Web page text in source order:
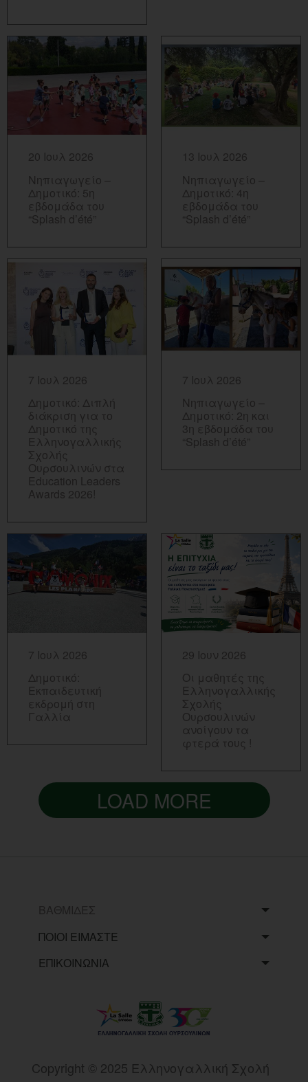
20 Ιουλ 2026
Νηπιαγωγείο –
Δημοτικό: 5η
εβδομάδα του
“Splash d’été”
13 Ιουλ 2026
Νηπιαγωγείο –
Δημοτικό: 4η
εβδομάδα του
“Splash d’été”
7 Ιουλ 2026
Δημοτικό: Διπλή
διάκριση για το
Δημοτικό της
Ελληνογαλλικής
Σχολής
Ουρσουλινών στα
Education Leaders
Awards 2026!
7 Ιουλ 2026
Νηπιαγωγείο –
Δημοτικό: 2η και
3η εβδομάδα του
“Splash d’été”
7 Ιουλ 2026
Δημοτικό:
Εκπαιδευτική
εκδρομή στη
Γαλλία
29 Ιουν 2026
Οι μαθητές της
Ελληνογαλλικής
Σχολής
Ουρσουλινών
ανοίγουν τα
φτερά τους !
LOAD MORE
ΒΑΘΜΙΔΕΣ
ΠΟΙΟΙ ΕΙΜΑΣΤΕ
ΕΠΙΚΟΙΝΩΝΙΑ
Copyright © 2025 Eλληνογαλλική Σχολή